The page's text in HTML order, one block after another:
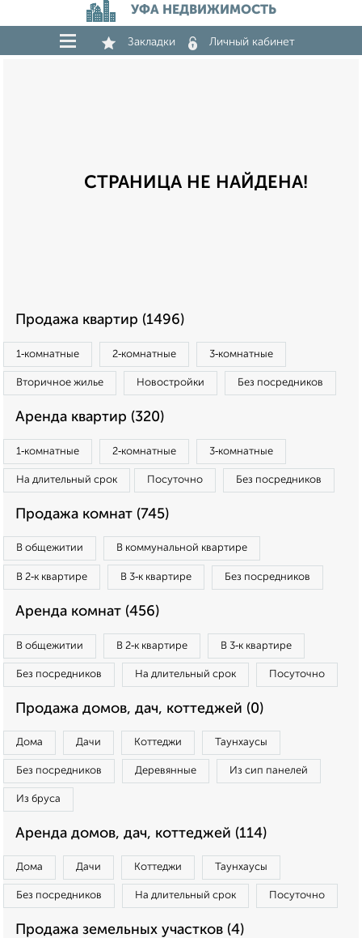
УФА НЕДВИЖИМОСТЬ
Закладки Личный кабинет
СТРАНИЦА НЕ НАЙДЕНА!
Продажа квартир (1496)
1‑комнатные 2‑комнатные 3‑комнатные
Вторичное жилье Новостройки Без посредников
Аренда квартир (320)
1‑комнатные 2‑комнатные 3‑комнатные
На длительный срок Посуточно Без посредников
Продажа комнат (745)
В общежитии В коммунальной квартире
В 2‑к квартире В 3‑к квартире Без посредников
Аренда комнат (456)
В общежитии В 2‑к квартире В 3‑к квартире
Без посредников На длительный срок Посуточно
Продажа домов, дач, коттеджей (0)
Дома Дачи Коттеджи Таунхаусы
Без посредников Деревянные Из сип панелей
Из бруса
Аренда домов, дач, коттеджей (114)
Дома Дачи Коттеджи Таунхаусы
Без посредников На длительный срок Посуточно
Продажа земельных участков (4)